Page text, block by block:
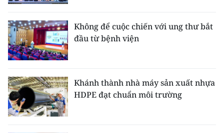
Không để cuộc chiến với ung thư bắt
đầu từ bệnh viện
Khánh thành nhà máy sản xuất nhựa
HDPE đạt chuẩn môi trường